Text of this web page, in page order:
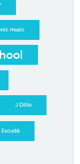
music
J Dilla